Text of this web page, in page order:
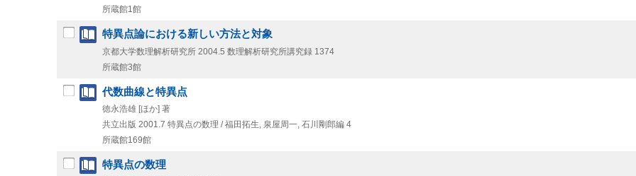
所蔵館1館
特異点論における新しい方法と対象
京都大学数理解析研究所 2004.5 数理解析研究所講究録 1374
所蔵館3館
代数曲線と特異点
徳永浩雄 [ほか] 著
共立出版 2001.7 特異点の数理 / 福田拓生, 泉屋周一, 石川剛郎編 4
所蔵館169館
特異点の数理